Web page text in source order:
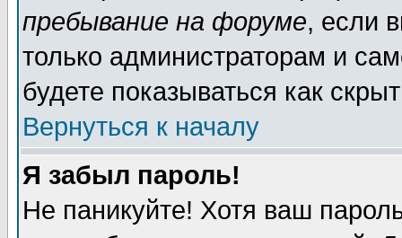
пребывание на форуме, если
только администраторам и
будете показываться как
Вернуться к началу
Я забыл пароль!
Не паникуйте! Хотя ваш